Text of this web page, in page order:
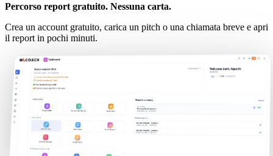
Percorso report gratuito. Nessuna carta.
Crea un account gratuito, carica un pitch o una chiamata breve e apri
il report in pochi minuti.